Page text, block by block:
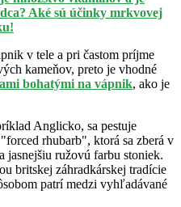
Aké sú účinky mrkvovej
v tele a pri častom príjme
kameňov, preto je vhodné
bohatými na vápnik, ako je
Anglicko, sa pestuje
rhubarb", ktorá sa zberá v
jasnejšiu ružovú farbu stoniek.
britskej záhradkárskej tradície
patrí medzi vyhľadávané